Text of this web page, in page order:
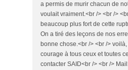
a permis de murir chacun de
voulait vraiment.<br /> <br />
beaucoup plus fort de cette
On a tiré des leçons de nos
bonne chose.<br /> <br />
courage à tous ceux et toutes
contacter SAID<br /> <br />